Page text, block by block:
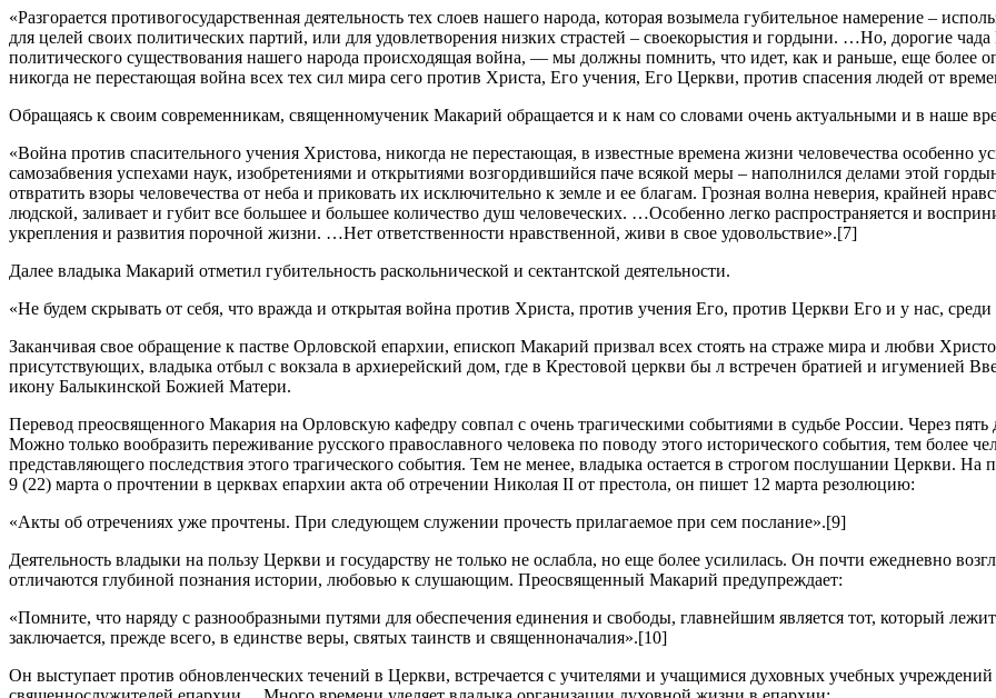
«Разгорается противогосударственная деятельность тех слоев нашего народа, которая возымела губительное намерение –
для целей своих политических партий, или для удовлетворения низких страстей – своекорыстия и гордыни. …Но, дорогие
политического существования нашего народа происходящая война, — мы должны помнить, что идет, как и раньше, еще более
никогда не перестающая война всех тех сил мира сего против Христа, Его учения, Его Церкви, против спасения людей от
Обращаясь к своим современникам, священномученик Макарий обращается и к нам со словами очень актуальными и в наше
«Война против спасительного учения Христова, никогда не перестающая, в известные времена жизни человечества
самозабвения успехами наук, изобретениями и открытиями возгордившийся паче всякой меры – наполнился делами этой
отвратить взоры человечества от неба и приковать их исключительно к земле и ее благам. Грозная волна неверия, крайней
людской, заливает и губит все большее и большее количество душ человеческих. …Особенно легко распространяется и
укрепления и развития порочной жизни. …Нет ответственности нравственной, живи в свое удовольствие».[7]
Далее владыка Макарий отметил губительность раскольнической и сектантской деятельности.
«Не будем скрывать от себя, что вражда и открытая война против Христа, против учения Его, против Церкви Его и у нас,
Заканчивая свое обращение к пастве Орловской епархии, епископ Макарий призвал всех стоять на страже мира и любви
присутствующих, владыка отбыл с вокзала в архиерейский дом, где в Крестовой церкви бы л встречен братией и игуменией
икону Балыкинской Божией Матери.
Перевод преосвященного Макария на Орловскую кафедру совпал с очень трагическими событиями в судьбе России. Через
Можно только вообразить переживание русского православного человека по поводу этого исторического события, тем более
представляющего последствия этого трагического события. Тем не менее, владыка остается в строгом послушании Церкви.
9 (22) марта о прочтении в церквах епархии акта об отречении Николая II от престола, он пишет 12 марта резолюцию:
«Акты об отречениях уже прочтены. При следующем служении прочесть прилагаемое при сем послание».[9]
Деятельность владыки на пользу Церкви и государству не только не ослабла, но еще более усилилась. Он почти ежедневно
отличаются глубиной познания истории, любовью к слушающим. Преосвященный Макарий предупреждает:
«Помните, что наряду с разнообразными путями для обеспечения единения и свободы, главнейшим является тот, который
заключается, прежде всего, в единстве веры, святых таинств и священноначалия».[10]
Он выступает против обновленческих течений в Церкви, встречается с учителями и учащимися духовных учебных